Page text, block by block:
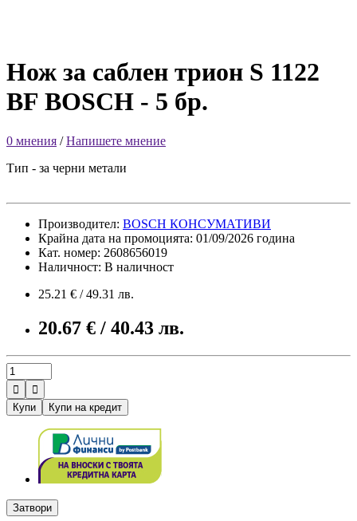
Нож за саблен трион S 1122
BF BOSCH - 5 бр.
0 мнения /Напишете мнение
Тип - за черни метали
Производител: BOSCH КОНСУМАТИВИ
Крайна дата на промоцията: 01/09/2026 година
Кат. номер: 2608656019
Наличност: В наличност
25.21 € / 49.31 лв.
20.67 € / 40.43 лв.


Купи
Купи на кредит
Затвори